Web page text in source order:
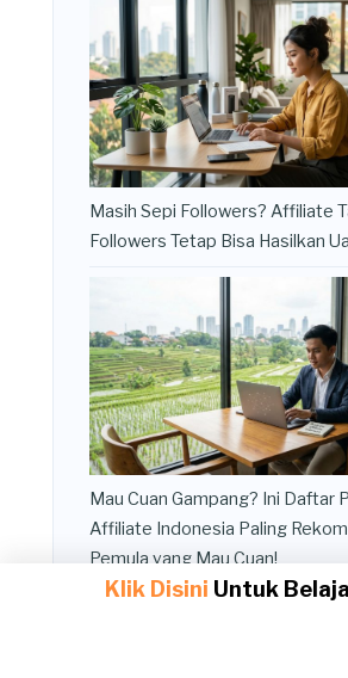
Masih Sepi Followers? Affiliate
Followers Tetap Bisa Hasilkan
Mau Cuan Gampang? Ini Daftar
Affiliate Indonesia Paling
Pemula yang Mau Cuan!
Klik Disini Untuk